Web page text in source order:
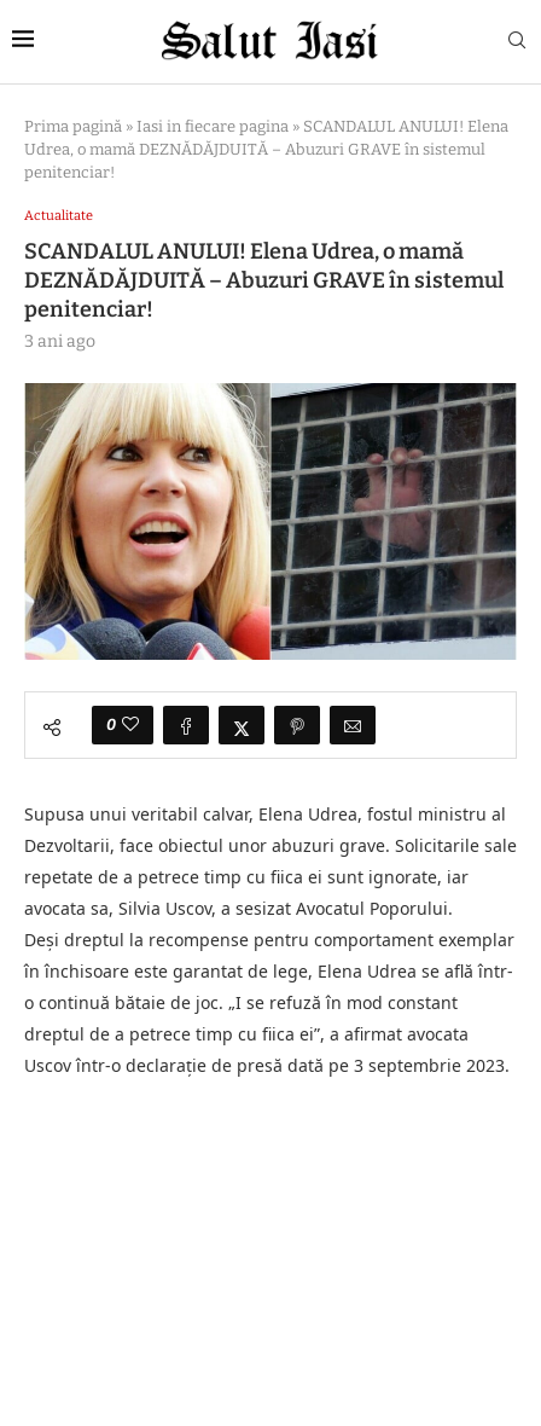
Prima pagină » Iasi in fiecare pagina » SCANDALUL ANULUI! Elena
Udrea, o mamă DEZNĂDĂJDUITĂ – Abuzuri GRAVE în sistemul
penitenciar!
Actualitate
SCANDALUL ANULUI! Elena Udrea, o mamă
DEZNĂDĂJDUITĂ – Abuzuri GRAVE în sistemul
penitenciar!
3 ani ago
0
Supusa unui veritabil calvar, Elena Udrea, fostul ministru al
Dezvoltarii, face obiectul unor abuzuri grave. Solicitarile sale
repetate de a petrece timp cu fiica ei sunt ignorate, iar
avocata sa, Silvia Uscov, a sesizat Avocatul Poporului.
Deși dreptul la recompense pentru comportament exemplar
în închisoare este garantat de lege, Elena Udrea se află într-
o continuă bătaie de joc. „I se refuză în mod constant
dreptul de a petrece timp cu fiica ei”, a afirmat avocata
Uscov într-o declarație de presă dată pe 3 septembrie 2023.